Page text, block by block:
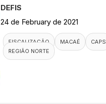
DEFIS
24 de February de 2021
FISCALIZAÇÃO MACAÉ CAPS
REGIÃO NORTE